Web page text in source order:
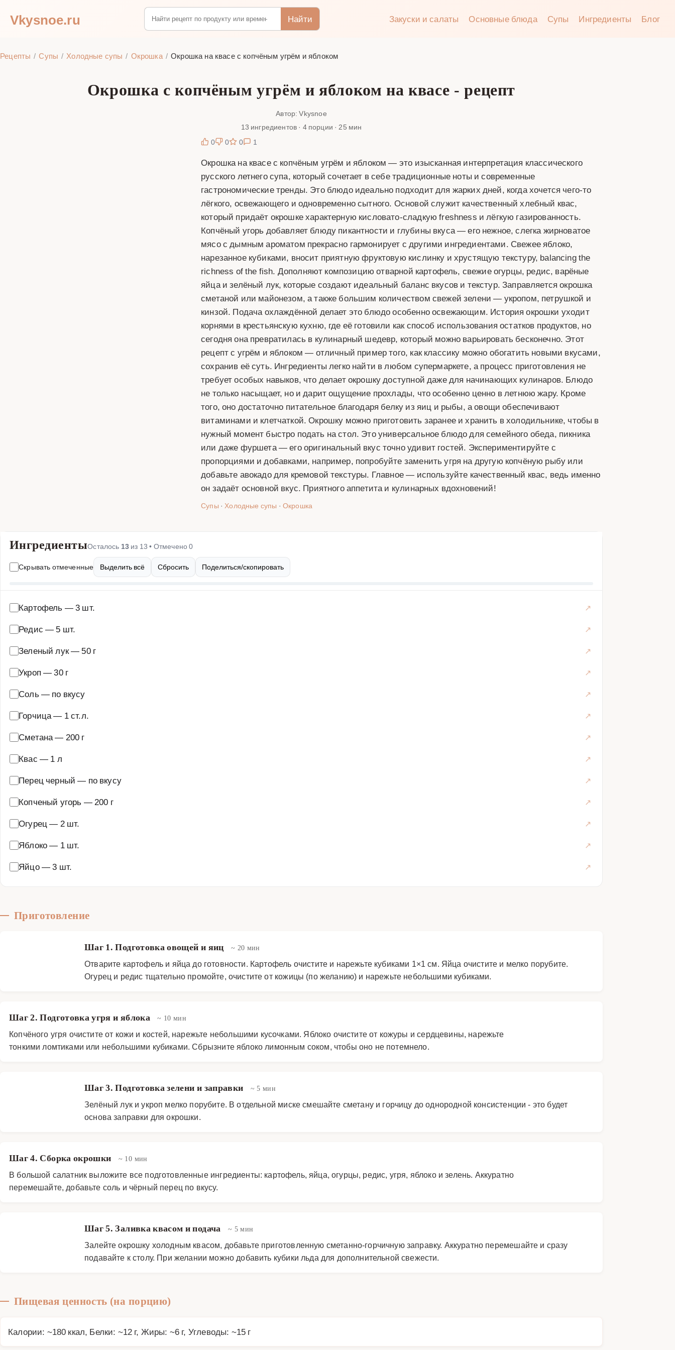
Vkysnoe.ru Найти Закуски и салаты Основные блюда Супы Ингредиенты Блог
Рецепты Супы Холодные супы Окрошка Окрошка на квасе с копчёным угрём и яблоком
Окрошка с копчёным угрём и яблоком на квасе - рецепт
Автор: Vkysnoe
13 ингредиентов · 4 порции · 25 мин
0
0 0 1
Окрошка на квасе с копчёным угрём и яблоком — это изысканная интерпретация классического
русского летнего супа, который сочетает в себе традиционные ноты и современные
гастрономические тренды. Это блюдо идеально подходит для жарких дней, когда хочется чего-то
лёгкого, освежающего и одновременно сытного. Основой служит качественный хлебный квас,
который придаёт окрошке характерную кисловато-сладкую freshness и лёгкую газированность.
Копчёный угорь добавляет блюду пикантности и глубины вкуса — его нежное, слегка жирноватое
мясо с дымным ароматом прекрасно гармонирует с другими ингредиентами. Свежее яблоко,
нарезанное кубиками, вносит приятную фруктовую кислинку и хрустящую текстуру, balancing the
richness of the fish. Дополняют композицию отварной картофель, свежие огурцы, редис, варёные
яйца и зелёный лук, которые создают идеальный баланс вкусов и текстур. Заправляется окрошка
сметаной или майонезом, а также большим количеством свежей зелени — укропом, петрушкой и
кинзой. Подача охлаждённой делает это блюдо особенно освежающим. История окрошки уходит
корнями в крестьянскую кухню, где её готовили как способ использования остатков продуктов, но
сегодня она превратилась в кулинарный шедевр, который можно варьировать бесконечно. Этот
рецепт с угрём и яблоком — отличный пример того, как классику можно обогатить новыми вкусами,
сохранив её суть. Ингредиенты легко найти в любом супермаркете, а процесс приготовления не
требует особых навыков, что делает окрошку доступной даже для начинающих кулинаров. Блюдо
не только насыщает, но и дарит ощущение прохлады, что особенно ценно в летнюю жару. Кроме
того, оно достаточно питательное благодаря белку из яиц и рыбы, а овощи обеспечивают
витаминами и клетчаткой. Окрошку можно приготовить заранее и хранить в холодильнике, чтобы в
нужный момент быстро подать на стол. Это универсальное блюдо для семейного обеда, пикника
или даже фуршета — его оригинальный вкус точно удивит гостей. Экспериментируйте с
пропорциями и добавками, например, попробуйте заменить угря на другую копчёную рыбу или
добавьте авокадо для кремовой текстуры. Главное — используйте качественный квас, ведь именно
он задаёт основной вкус. Приятного аппетита и кулинарных вдохновений!
Супы ·Холодные супы · Окрошка
ИнгредиентыОсталось 13 из 13 • Отмечено0
Скрывать отмеченные Выделить всё Сбросить Поделиться/скопировать
Картофель —3 шт.
Редис — 5 шт.
Зеленый лук— 50 г
Укроп —30 г
Соль — по вкусу
Горчица— 1 ст.л.
Сметана— 200 г
Квас — 1 л
Перец черный — по вкусу
Копченый угорь — 200 г
Огурец — 2 шт.
Яблоко— 1 шт.
Яйцо—3 шт.
Приготовление
Шаг 1. Подготовка овощей и яиц ~ 20 мин
Отварите картофель и яйца до готовности. Картофель очистите и нарежьте кубиками 1×1 см. Яйца очистите и мелко порубите.
Огурец и редис тщательно промойте, очистите от кожицы (по желанию) и нарежьте небольшими кубиками.
Шаг 2. Подготовка угря и яблока ~ 10 мин
Копчёного угря очистите от кожи и костей, нарежьте небольшими кусочками. Яблоко очистите от кожуры и сердцевины, нарежьте
тонкими ломтиками или небольшими кубиками. Сбрызните яблоко лимонным соком, чтобы оно не потемнело.
Шаг 3. Подготовка зелени и заправки ~ 5 мин
Зелёный лук и укроп мелко порубите. В отдельной миске смешайте сметану и горчицу до однородной консистенции - это будет
основа заправки для окрошки.
Шаг 4. Сборка окрошки ~ 10 мин
В большой салатник выложите все подготовленные ингредиенты: картофель, яйца, огурцы, редис, угря, яблоко и зелень. Аккуратно
перемешайте, добавьте соль и чёрный перец по вкусу.
Шаг 5. Заливка квасом и подача ~ 5 мин
Залейте окрошку холодным квасом, добавьте приготовленную сметанно-горчичную заправку. Аккуратно перемешайте и сразу
подавайте к столу. При желании можно добавить кубики льда для дополнительной свежести.
Пищевая ценность (на порцию)
Калории: ~180 ккал, Белки: ~12 г, Жиры: ~6 г, Углеводы: ~15 г